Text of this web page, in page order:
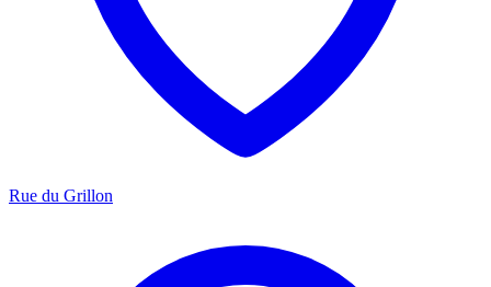
Rue du Grillon